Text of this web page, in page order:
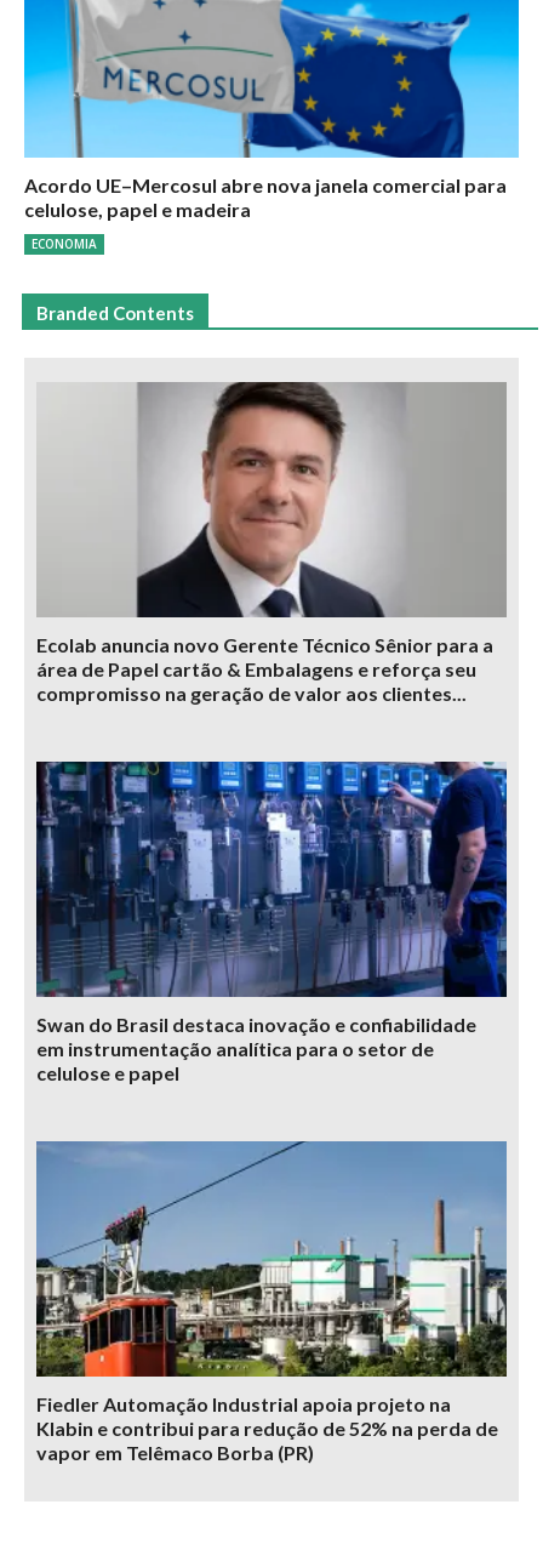
Acordo UE–Mercosul abre nova janela comercial para
celulose, papel e madeira
ECONOMIA
Branded Contents
Ecolab anuncia novo Gerente Técnico Sênior para a
área de Papel cartão & Embalagens e reforça seu
compromisso na geração de valor aos clientes...
Swan do Brasil destaca inovação e confiabilidade
em instrumentação analítica para o setor de
celulose e papel
Fiedler Automação Industrial apoia projeto na
Klabin e contribui para redução de 52% na perda de
vapor em Telêmaco Borba (PR)